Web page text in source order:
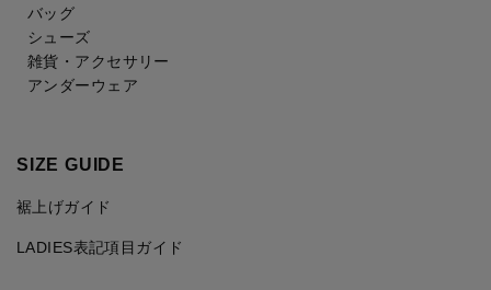
バッグ
シューズ
雑貨・アクセサリー
アンダーウェア
SIZE GUIDE
裾上げガイド
LADIES表記項目ガイド